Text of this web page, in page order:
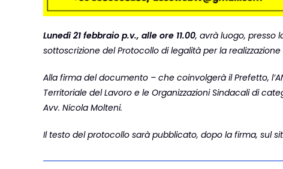
Lunedì 21 febbraio p.v., alle ore 11.00, avrà luogo, presso
sottoscrizione del Protocollo di legalità per la realizzazione
Alla firma del documento – che coinvolgerà il Prefetto,
Territoriale del Lavoro e le Organizzazioni Sindacali di
Avv. Nicola Molteni.
Il testo del protocollo sarà pubblicato, dopo la firma, sul